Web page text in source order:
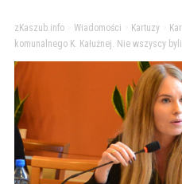
zKaszub.info> Wiadomości Kartuzy>
komunalnego K. Kałużnej. Nie wszyscy